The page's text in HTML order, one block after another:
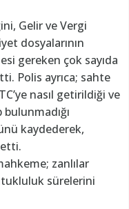
Gelir ve Vergi
dosyalarının
gereken çok sayıda
Polis ayrıca; sahte
nasıl getirildiği ve
kaydederek,
zanlılar
sürelerini